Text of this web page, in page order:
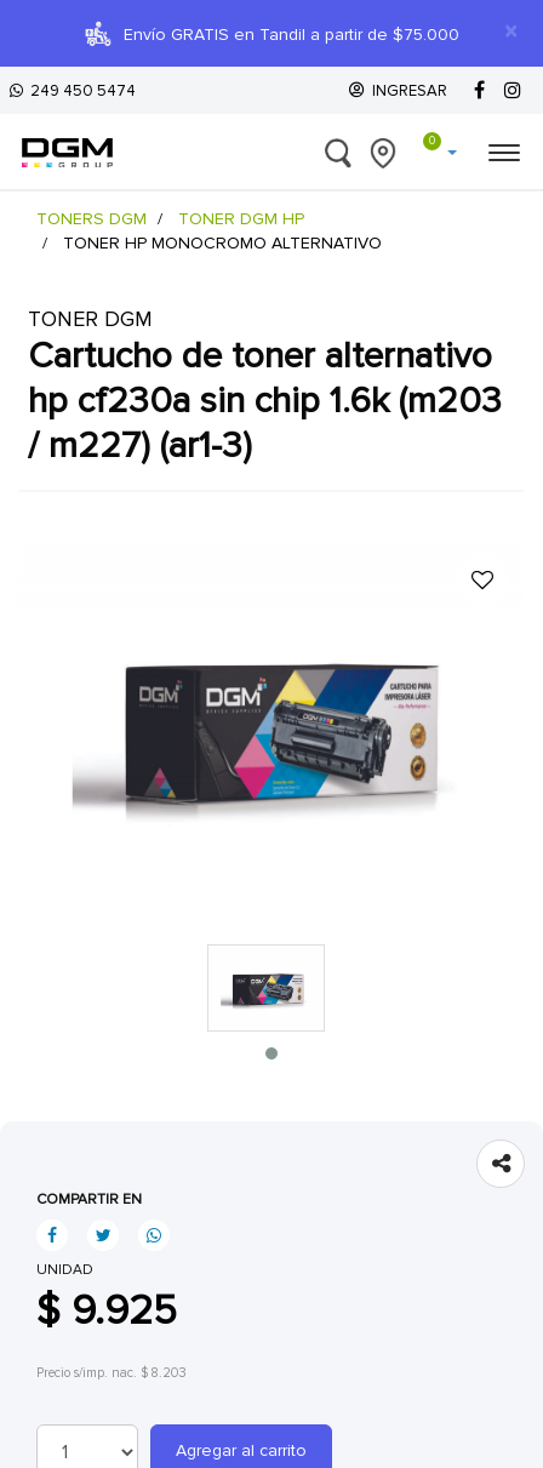
×
Envío GRATIS en Tandil a partir de $75.000
249 450 5474 INGRESAR
0
TONERS DGM
TONER DGM HP
TONER HP MONOCROMO ALTERNATIVO
TONER DGM
cartucho de toner alternativo
hp cf230a sin chip 1.6k (m203
/ m227) (ar1-3)
COMPARTIR EN
UNIDAD
$ 9.925
Precio s/imp. nac. $ 8.203
Agregar al carrito